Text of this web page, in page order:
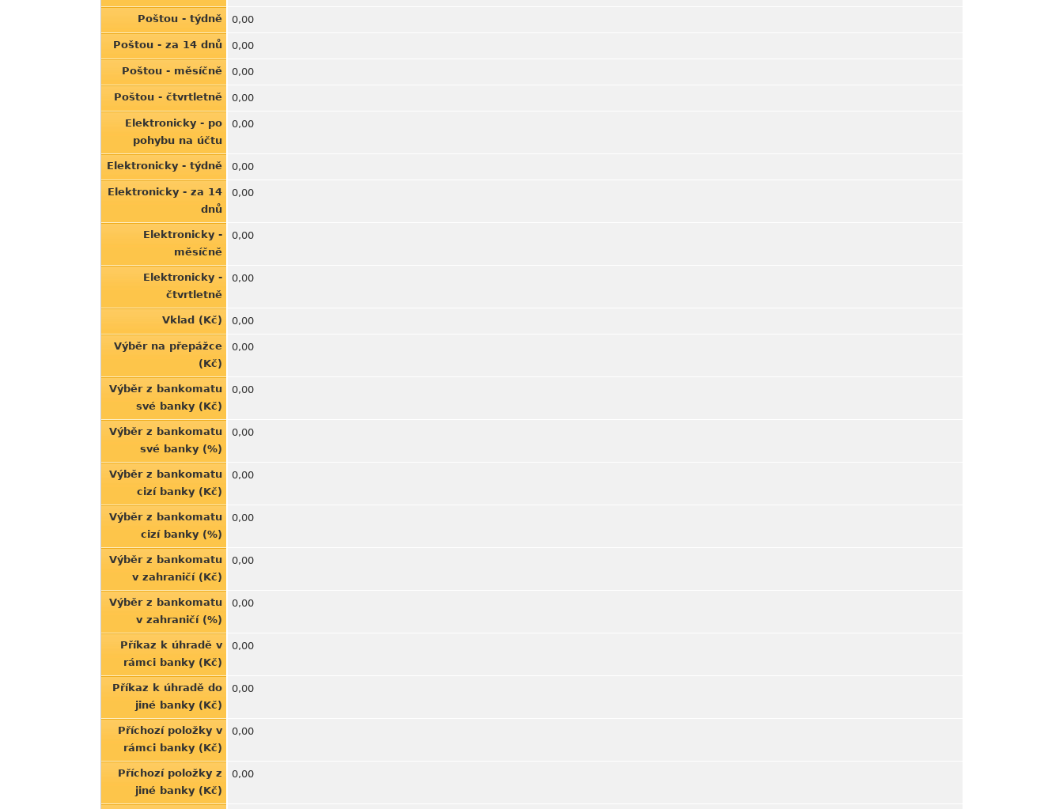
Poštou - týdně 0,00
Poštou - za 14 dnů 0,00
Poštou - měsíčně 0,00
Poštou - čtvrtletně 0,00
Elektronicky - po
pohybu na účtu
0,00
Elektronicky - týdně 0,00
Elektronicky - za 14
dnů
0,00
Elektronicky -
měsíčně
0,00
Elektronicky -
čtvrtletně
0,00
Vklad (Kč) 0,00
Výběr na přepážce
(Kč)
0,00
Výběr z bankomatu
své banky (Kč)
0,00
Výběr z bankomatu
své banky (%)
0,00
Výběr z bankomatu
cizí banky (Kč)
0,00
Výběr z bankomatu
cizí banky (%)
0,00
Výběr z bankomatu
v zahraničí (Kč)
0,00
Výběr z bankomatu
v zahraničí (%)
0,00
Příkaz k úhradě v
rámci banky (Kč)
0,00
Příkaz k úhradě do
jiné banky (Kč)
0,00
Příchozí položky v
rámci banky (Kč)
0,00
Příchozí položky z
jiné banky (Kč)
0,00